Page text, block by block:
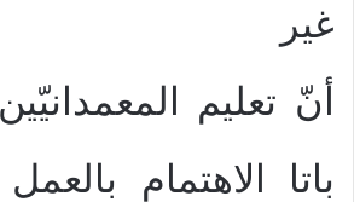
غير
أنّ تعليم
باتا الاهتمام